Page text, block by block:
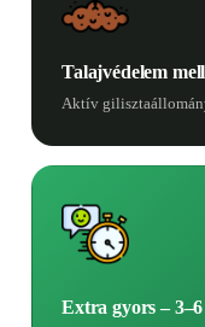
Talajvédelem
Aktív
Extra gyors –